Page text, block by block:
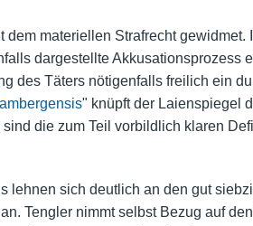
materiellen Strafrecht gewidmet.
dargestellte Akkusationsprozess
des Täters nötigenfalls freilich ein
" knüpft der Laienspiegel
die zum Teil vorbildlich klaren
lehnen sich deutlich an den gut
Tengler nimmt selbst Bezug auf